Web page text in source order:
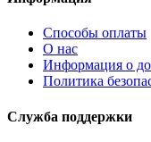
Способы оплаты
О нас
Информация о
Политика
Служба поддержки